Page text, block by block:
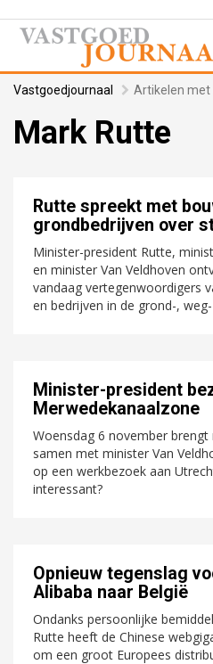
Vastgoedjournaal Artikelen met
Mark Rutte
Rutte spreekt met
grondbedrijven over
Minister-president Rutte,
en minister Van Veldhoven
vandaag vertegenwoordigers
en bedrijven in de grond-,
Minister-president
Merwedekanaalzone
Woensdag 6 november
samen met minister Van
op een werkbezoek aan
interessant?
Opnieuw tegenslag
Alibaba naar België
Ondanks persoonlijke
Rutte heeft de Chinese
om een groot Europees